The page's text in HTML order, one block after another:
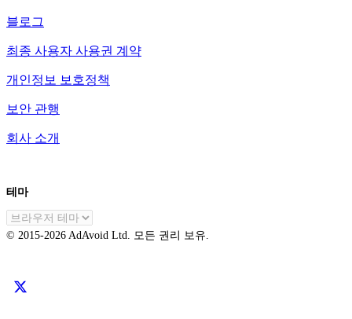
블로그
최종 사용자 사용권 계약
개인정보 보호정책
보안 관행
회사 소개
테마
© 2015-2026 AdAvoid Ltd. 모든 권리 보유.